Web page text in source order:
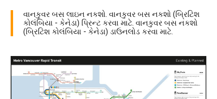
વાનકુવર બસ લાઇન નકશો. વાનકુવર બસ નકશો (બ્રિટિશ
કોલંબિયા - કેનેડા) પ્રિન્ટ કરવા માટે. વાનકુવર બસ નકશો
(બ્રિટિશ કોલંબિયા - કેનેડા) ડાઉનલોડ કરવા માટે.